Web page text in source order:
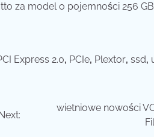
za model o pojemności 256
Express 2.0, PCIe, Plextor, ssd,
Next:
wietniowe nowości